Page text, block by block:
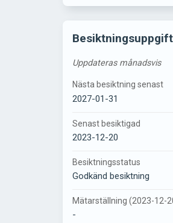
Uppdateras månadsvis
Nästa besiktning senast
2027-01-31
Senast besiktigad
2023-12-20
Besiktningsstatus
Godkänd besiktning
Mätarställning (2023-12-
-